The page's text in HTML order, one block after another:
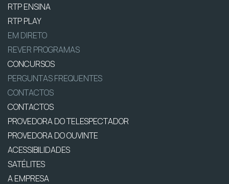
RTP ENSINA
RTP PLAY
EM DIRETO
REVER PROGRAMAS
CONCURSOS
PERGUNTAS FREQUENTES
CONTACTOS
CONTACTOS
PROVEDORA DO TELESPECTADOR
PROVEDORA DO OUVINTE
ACESSIBILIDADES
SATÉLITES
A EMPRESA